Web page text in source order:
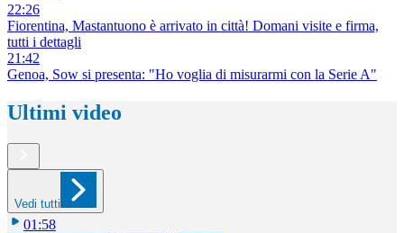
22:26
Fiorentina, Mastantuono è arrivato in città! Domani visite e firma,
tutti i dettagli
21:42
Genoa, Sow si presenta: "Ho voglia di misurarmi con la Serie A"
Ultimi video
Vedi tutti
01:58